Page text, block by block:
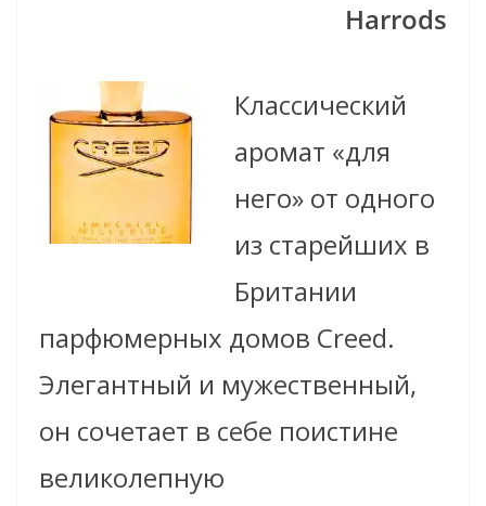
Harrods
Классический
аромат «для
него» от одного
из старейших в
Британии
парфюмерных домов Creed.
Элегантный и мужественный,
он сочетает в себе поистине
великолепную